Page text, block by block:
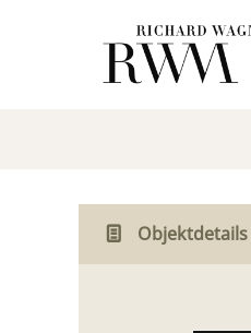
Objektdetails